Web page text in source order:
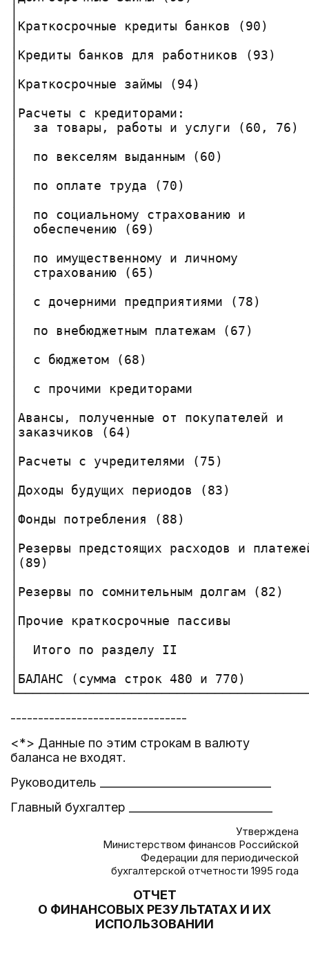
--------------------------------
<*> Данные по этим строкам в валюту
баланса не входят.
Руководитель _______________________________
Главный бухгалтер __________________________
Утверждена
Министерством финансов Российской
Федерации для периодической
бухгалтерской отчетности 1995 года
ОТЧЕТ
О ФИНАНСОВЫХ РЕЗУЛЬТАТАХ И ИХ
ИСПОЛЬЗОВАНИИ